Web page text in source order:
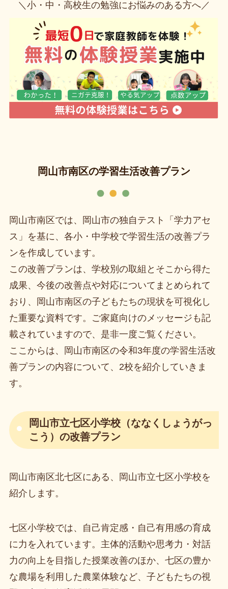
＼小・中・高校生の勉強にお悩みのある方へ／
岡山市南区の学習生活改善プラン
岡山市南区では、岡山市の独自テスト「学力アセ
ス」を基に、各小・中学校で学習生活の改善プラ
ンを作成しています。
この改善プランは、学校別の取組とそこから得た
成果、今後の改善点や対応についてまとめられて
おり、岡山市南区の子どもたちの現状を可視化し
た重要な資料です。ご家庭向けのメッセージも記
載されていますので、是非一度ご覧ください。
ここからは、岡山市南区の令和3年度の学習生活改
善プランの内容について、2校を紹介していきま
す。
岡山市立七区小学校（ななくしょうがっ
こう）の改善プラン
岡山市南区北七区にある、岡山市立七区小学校を
紹介します。
七区小学校では、自己肯定感・自己有用感の育成
に力を入れています。主体的活動や思考力・対話
力の向上を目指した授業改善のほか、七区の豊か
な農場を利用した農業体験など、子どもたちの視